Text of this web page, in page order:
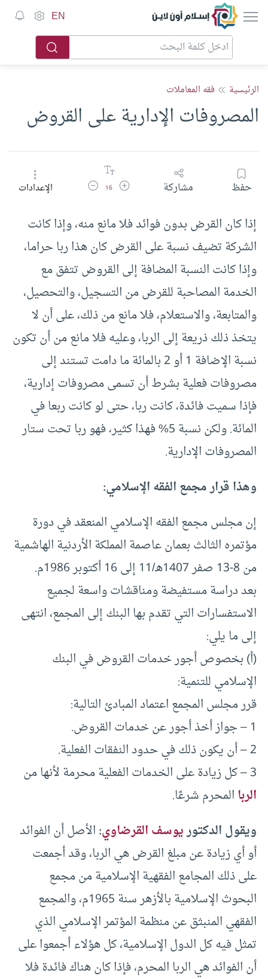
إسلام أون لاين EN
الرئيسية فقه المعاملات
المصروفات الإدارية على القروض
حفظ مشاركة زيادة حجم الخط
16 تقليل حجم الخطالإعدادات
إذا كان القرض بدون فوائد فلا مانع منه، وإذا كانت
الشركة تضيف نسبة على القرض كان هذا ربا حراما،
وإذا كانت النسبة المضافة إلى القروض تتفق مع
الخدمة المصاحبة للقرض من التسجيل، والتحصيل،
والمتابعة، والاستعلام، فلا مانع من ذلك، على أن لا
يتخذ ذلك ذريعة إلى الربا، وعليه فلا مانع من أن تكون
نسبة الإضافة 1 أو 2 بالمائة ما دامت تستند إلى
مصروفات فعلية بشرط أن تسمى مصروفات إدارية،
فإذا سميت فائدة، كانت ربا، حتى لو كانت ربعا في
المائة. ولكن نسبة 5% فهذا كثير، فهو ربا تحت ستار
المصروفات الإدارية.
وهذا قرار مجمع الفقه الإسلامي:
إن مجلس مجمع الفقه الإسلامي المنعقد في دورة
مؤتمره الثالث بعمان عاصمة المملكة الأردنية الهاشمية
من 8-13 صفر 1407هـ/11 إلى 16 أكتوبر 1986م.
بعد دراسة مستفيضة ومناقشات واسعة لجميع
الاستفسارات التي تقدم بها البنك إلى المجمع، انتهى
إلى ما يلي:
(أ) بخصوص أجور خدمات القروض في البنك
الإسلامي للتنمية:
قرر مجلس المجمع اعتماد المبادئ التالية:
1 – جواز أخذ أجور عن خدمات القروض.
2 – أن يكون ذلك في حدود النفقات الفعلية.
3 – كل زيادة على الخدمات الفعلية محرمة لأنها من
الرباالمحرم شرعًا.
ويقول الدكتوريوسف القرضاوي:الأصل أن الفوائد
أو أي زيادة عن مبلغ القرض هي الربا، وقد أجمعت
على ذلك المجامع الفقهية الإسلامية من مجمع
البحوث الإسلامية بالأزهر سنة 1965م، والمجمع
الفقهي المنبثق عن منظمة المؤتمر الإسلامي الذي
تمثل فيه كل الدول الإسلامية، كل هؤلاء أجمعوا على
أن الفوائد هي الربا المحرم، فإذا كان هناك فائدة فلا